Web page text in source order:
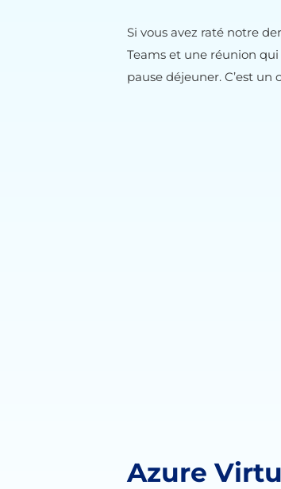
Si vous avez raté notre
Teams et une réunion qui
pause déjeuner. C’est
Azure